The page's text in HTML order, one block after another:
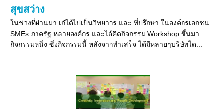
สุขสว่าง
ในช่วงที่ผ่านมา เก๋ได้ไปเป็นวิทยากร และ ที่ปรึกษา ในองค์กรเอกชน
SMEs ภาครัฐ หลายองค์กร และได้คิดกิจกรรม Workshop ขึ้นมา
กิจกรรมหนึ่ง ซึ่งกิจกรรมนี้ หลังจากทำเสร็จ ได้มีหลายๆบริษัทได...